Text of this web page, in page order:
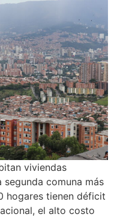
viviendas
segunda comuna más
hogares tienen déficit
el alto costo